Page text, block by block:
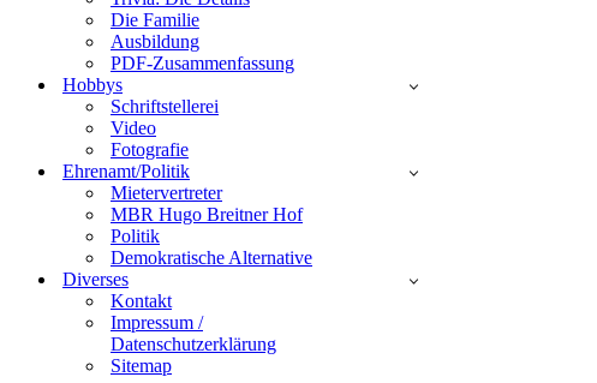
Die Familie
Ausbildung
PDF-Zusammenfassung
Hobbys
Schriftstellerei
Video
Fotografie
Ehrenamt/Politik
Mietervertreter
MBR Hugo Breitner Hof
Politik
Demokratische Alternative
Diverses
Kontakt
Impressum /
Datenschutzerklärung
Sitemap